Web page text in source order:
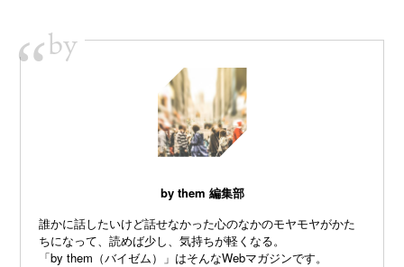
“by
by them 編集部
誰かに話したいけど話せなかった心のなかのモヤモヤがかた
ちになって、読めば少し、気持ちが軽くなる。
「by them（バイゼム）」はそんなWebマガジンです。